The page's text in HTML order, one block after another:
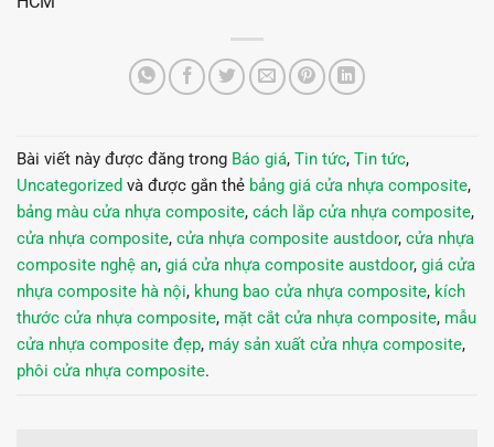
Bài viết này được đăng trong Báo giá, Tin tức, Tin tức,
Uncategorized và được gắn thẻ bảng giá cửa nhựa composite,
bảng màu cửa nhựa composite, cách lắp cửa nhựa composite,
cửa nhựa composite, cửa nhựa composite austdoor, cửa nhựa
composite nghệ an, giá cửa nhựa composite austdoor, giá cửa
nhựa composite hà nội, khung bao cửa nhựa composite, kích
thước cửa nhựa composite, mặt cắt cửa nhựa composite, mẫu
cửa nhựa composite đẹp, máy sản xuất cửa nhựa composite,
phôi cửa nhựa composite.